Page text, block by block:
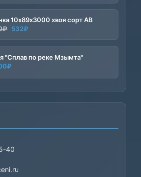
10х89х3000 хвоя сорт АВ
₽ Первоначальная
цена
составляла
560₽.
532₽
цена:
532₽.
"Сплав по реке Мзымта"
₽
40